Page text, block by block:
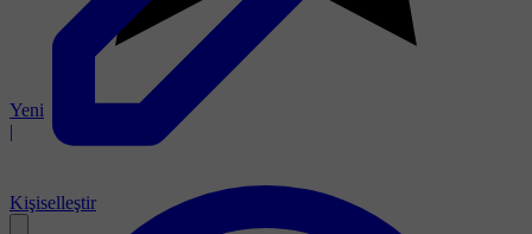
Yeni
|
Kişiselleştir